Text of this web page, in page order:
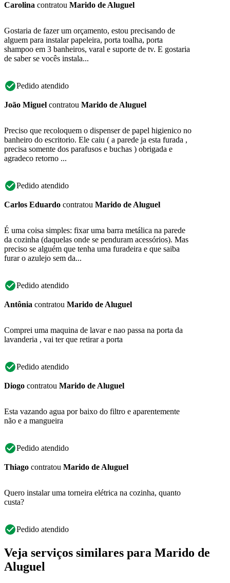
Carolina contratou Marido de Aluguel
Gostaria de fazer um orçamento, estou precisando de
alguem para instalar papeleira, porta toalha, porta
shampoo em 3 banheiros, varal e suporte de tv. E gostaria
de saber se vocês instala...
Pedido atendido
João Miguel contratou Marido de Aluguel
Preciso que recoloquem o dispenser de papel higienico no
banheiro do escritorio. Ele caiu ( a parede ja esta furada ,
precisa somente dos parafusos e buchas ) obrigada e
agradeco retorno ...
Pedido atendido
Carlos Eduardo contratou Marido de Aluguel
É uma coisa simples: fixar uma barra metálica na parede
da cozinha (daquelas onde se penduram acessórios). Mas
preciso se alguém que tenha uma furadeira e que saiba
furar o azulejo sem da...
Pedido atendido
Antônia contratou Marido de Aluguel
Comprei uma maquina de lavar e nao passa na porta da
lavanderia , vai ter que retirar a porta
Pedido atendido
Diogo contratou Marido de Aluguel
Esta vazando agua por baixo do filtro e aparentemente
não e a mangueira
Pedido atendido
Thiago contratou Marido de Aluguel
Quero instalar uma torneira elétrica na cozinha, quanto
custa?
Pedido atendido
Veja serviços similares para Marido de
Aluguel